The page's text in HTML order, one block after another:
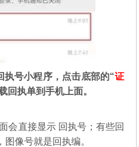
执号小程序，点击底部的“证
回执单到手机上面。
会直接显示 回执号；有些回
像号就是回执编。